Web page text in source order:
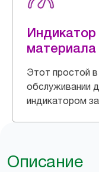
материала
Этот простой в
обслуживании
индикатором
Описание